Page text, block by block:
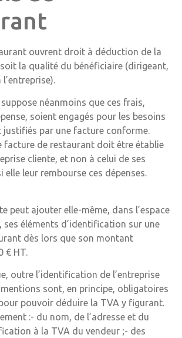
ouvrent droit à déduction de la
la qualité du bénéficiaire (dirigeant,
néanmoins que ces frais,
soient engagés pour les besoins
justifiés par une facture conforme.
facture de restaurant doit être établie
cliente, et non à celui de ses
elle leur rembourse ces dépenses.
peut ajouter elle-même, dans l’espace
ses éléments d’identification sur une
dès lors que son montant
€ HT.
outre l’identification de l’entreprise
mentions sont, en principe, obligatoires
pouvoir déduire la TVA y figurant.
:- du nom, de l’adresse et du
à la TVA du vendeur ;- des